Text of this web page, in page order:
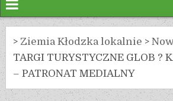
> Ziemia Kłodzka lokalnie >
TARGI TURYSTYCZNE GLOB ?
– PATRONAT MEDIALNY